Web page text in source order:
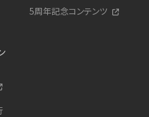
5周年記念コンテンツ